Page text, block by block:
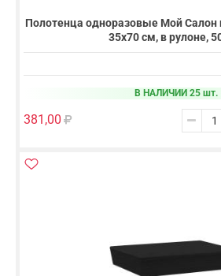
Полотенца одноразовые Мой Салон
35х70 см, в рулоне,
В НАЛИЧИИ 25 шт.
381,00